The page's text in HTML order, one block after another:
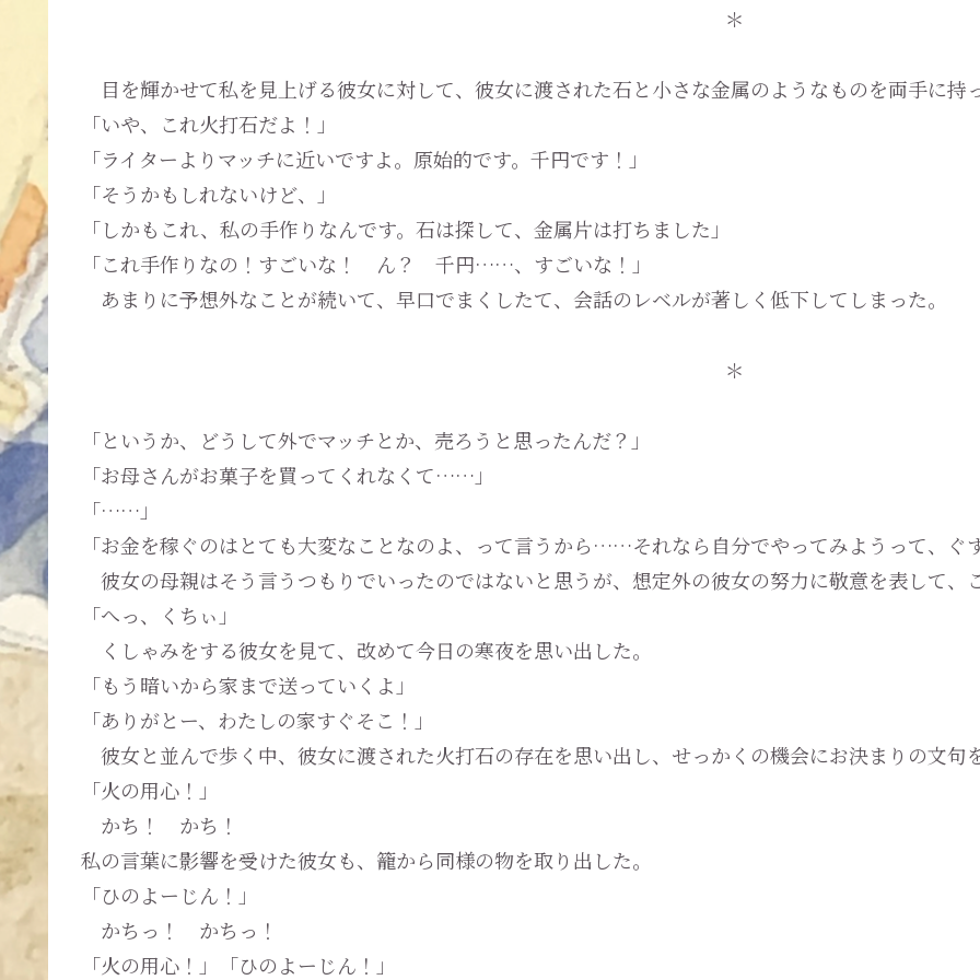
＊
目を輝かせて私を見上げる彼女に対して、彼女に渡された石と小さな金属のようなものを両手に持
「いや、これ火打石だよ！」
「ライターよりマッチに近いですよ。原始的です。千円です！」
「そうかもしれないけど、」
「しかもこれ、私の手作りなんです。石は探して、金属片は打ちました」
「これ手作りなの！すごいな！ ん？ 千円……、すごいな！」
あまりに予想外なことが続いて、早口でまくしたて、会話のレベルが著しく低下してしまった。
＊
「というか、どうして外でマッチとか、売ろうと思ったんだ？」
「お母さんがお菓子を買ってくれなくて……」
「……」
「お金を稼ぐのはとても大変なことなのよ、って言うから……それなら自分でやってみようって、ぐ
彼女の母親はそう言うつもりでいったのではないと思うが、想定外の彼女の努力に敬意を表して、
「へっ、くちぃ」
くしゃみをする彼女を見て、改めて今日の寒夜を思い出した。
「もう暗いから家まで送っていくよ」
「ありがとー、わたしの家すぐそこ！」
彼女と並んで歩く中、彼女に渡された火打石の存在を思い出し、せっかくの機会にお決まりの文句
「火の用心！」
かち！ かち！
私の言葉に影響を受けた彼女も、籠から同様の物を取り出した。
「ひのよーじん！」
かちっ！ かちっ！
「火の用心！」「ひのよーじん！」